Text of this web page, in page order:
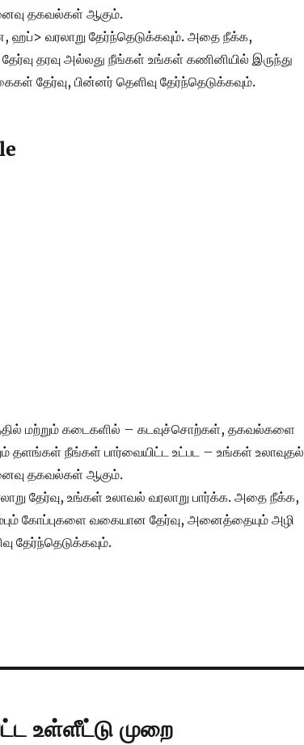
தகவல்கள் ஆகும்.
வரலாறு தேர்ந்தெடுக்கவும். அதை நீக்க,
தரவு அல்லது நீங்கள் உங்கள் கணினியில் இருந்து
தேர்வு, பின்னர் தெளிவு தேர்ந்தெடுக்கவும்.
மற்றும் கடைகளில் – கடவுச்சொற்கள், தகவல்களை
தளங்கள் நீங்கள் பார்வையிட்ட உட்பட – உங்கள் உலாவுதல்
தகவல்கள் ஆகும்.
தேர்வு, உங்கள் உலாவல் வரலாறு பார்க்க. அதை நீக்க,
கோப்புகளை வகையான தேர்வு, அனைத்தையும் அழி
தேர்ந்தெடுக்கவும்.
உள்ளீட்டு முறை